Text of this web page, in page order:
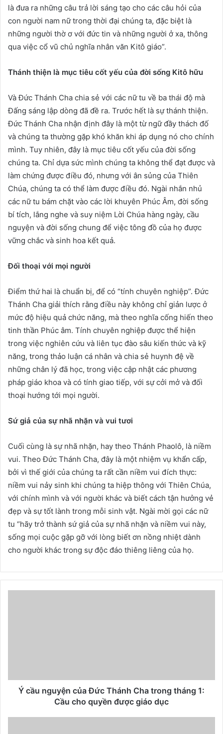
là đưa ra những câu trả lời sáng tạo cho các câu hỏi của
con người nam nữ trong thời đại chúng ta, đặc biệt là
những người thờ ơ với đức tin và những người ở xa, thông
qua việc cổ vũ chủ nghĩa nhân văn Kitô giáo”.
Thánh thiện là mục tiêu cốt yếu của đời sống Kitô hữu
Và Đức Thánh Cha chia sẻ với các nữ tu về ba thái độ mà
Đấng sáng lập dòng đã đề ra. Trước hết là sự thánh thiện.
Đức Thánh Cha nhận định đây là một từ ngữ đầy thách đố
và chúng ta thường gặp khó khăn khi áp dụng nó cho chính
mình. Tuy nhiên, đây là mục tiêu cốt yếu của đời sống
chúng ta. Chỉ dựa sức mình chúng ta không thể đạt được và
làm chứng được điều đó, nhưng với ân sủng của Thiên
Chúa, chúng ta có thể làm được điều đó. Ngài nhắn nhủ
các nữ tu bám chặt vào các lời khuyên Phúc Âm, đời sống
bí tích, lắng nghe và suy niệm Lời Chúa hàng ngày, cầu
nguyện và đời sống chung để việc tông đồ của họ được
vững chắc và sinh hoa kết quả.
Đối thoại với mọi người
Điểm thứ hai là chuẩn bị, để có “tính chuyên nghiệp”. Đức
Thánh Cha giải thích rằng điều này không chỉ giản lược ở
mức độ hiệu quả chức năng, mà theo nghĩa cống hiến theo
tinh thần Phúc âm. Tính chuyên nghiệp được thể hiện
trong việc nghiên cứu và liên tục đào sâu kiến ​​thức và kỹ
năng, trong thảo luận cá nhân và chia sẻ huynh đệ về
những chân lý đã học, trong việc cập nhật các phương
pháp giáo khoa và có tính giao tiếp, với sự cởi mở và đối
thoại hướng tới mọi người.
Sứ giả của sự nhã nhặn và vui tươi
Cuối cùng là sự nhã nhặn, hay theo Thánh Phaolô, là niềm
vui. Theo Đức Thánh Cha, đây là một nhiệm vụ khẩn cấp,
bởi vì thế giới của chúng ta rất cần niềm vui đích thực:
niềm vui nảy sinh khi chúng ta hiệp thông với Thiên Chúa,
với chính mình và với người khác và biết cách tận hưởng vẻ
đẹp và sự tốt lành trong mỗi sinh vật. Ngài mời gọi các nữ
tu “hãy trở thành sứ giả của sự nhã nhặn và niềm vui này,
sống mọi cuộc gặp gỡ với lòng biết ơn nồng nhiệt dành
cho người khác trong sự độc đáo thiêng liêng của họ.
Ý cầu nguyện của Đức Thánh Cha trong tháng 1:
Cầu cho quyền được giáo dục